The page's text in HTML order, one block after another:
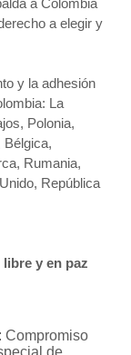
a Colombia
a elegir y
y la adhesión
La
Polonia,
Bélgica,
Rumania,
República
y en paz
: Compromiso
de